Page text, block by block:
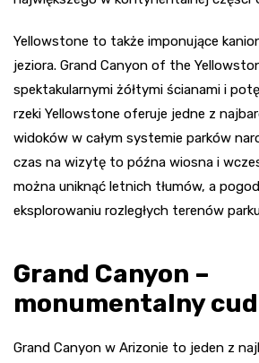
Yellowstone to także imponujące
jeziora. Grand Canyon of the
spektakularnymi żółtymi ścianami i
rzeki Yellowstone oferuje jedne z
widoków w całym systemie parków
czas na wizytę to późna wiosna i
można uniknąć letnich tłumów, a
eksplorowaniu rozległych terenów
Grand Canyon –
monumentalny
Grand Canyon w Arizonie to jeden z